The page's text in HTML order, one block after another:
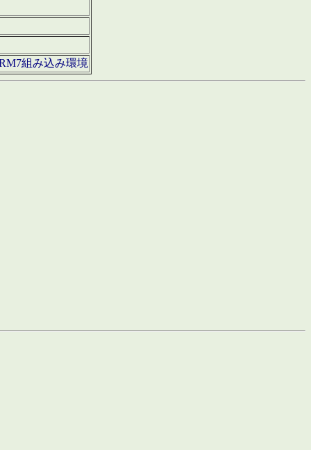
組み込み環境